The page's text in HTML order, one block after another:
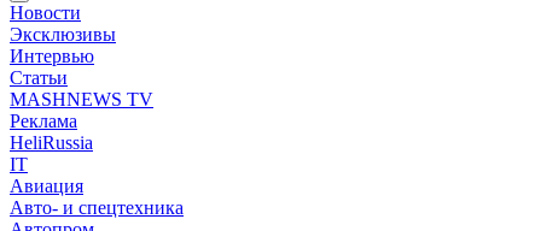
Новости
Эксклюзивы
Интервью
Статьи
MASHNEWS TV
Реклама
HeliRussia
IT
Авиация
Авто- и спецтехника